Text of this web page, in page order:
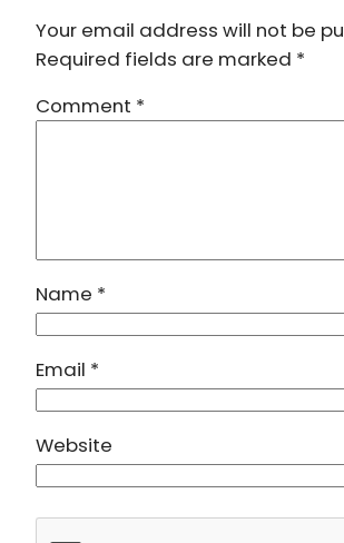
Your email address will not be
Required fields are marked *
Comment *
Name *
Email *
Website